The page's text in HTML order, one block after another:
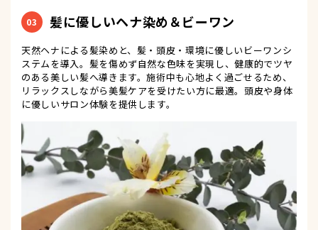
03 髪に優しいヘナ染め＆ビーワン
天然ヘナによる髪染めと、髪・頭皮・環境に優しいビーワンシ
ステムを導入。髪を傷めず自然な色味を実現し、健康的でツヤ
のある美しい髪へ導きます。施術中も心地よく過ごせるため、
リラックスしながら美髪ケアを受けたい方に最適。頭皮や身体
に優しいサロン体験を提供します。